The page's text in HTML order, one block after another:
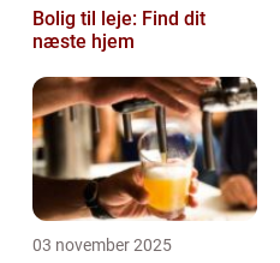
Bolig til leje: Find dit
næste hjem
03 november 2025